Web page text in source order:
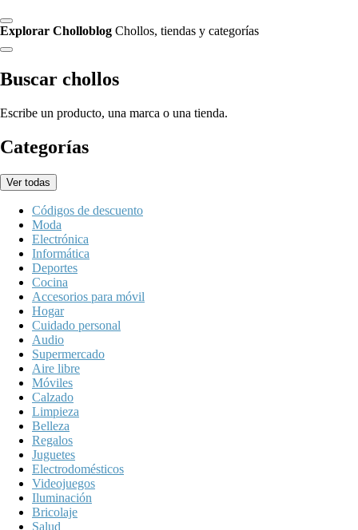
Explorar Cholloblog Chollos, tiendas y categorías
Buscar chollos
Escribe un producto, una marca o una tienda.
Categorías
Ver todas
Códigos de descuento
Moda
Electrónica
Informática
Deportes
Cocina
Accesorios para móvil
Hogar
Cuidado personal
Audio
Supermercado
Aire libre
Móviles
Calzado
Limpieza
Belleza
Regalos
Juguetes
Electrodomésticos
Videojuegos
Iluminación
Bricolaje
Salud